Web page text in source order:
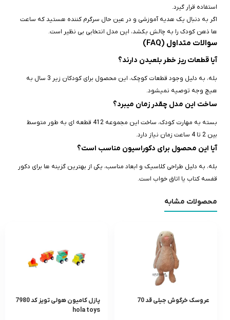
استفاده قرار گیرد.
اگر به دنبال یک هدیه آموزشی و در عین حال سرگرم‌ کننده هستید که ساعت‌
ها ذهن کودک را به چالش بکشد، این مدل انتخابی بی‌ نظیر است.
سوالات متداول (FAQ)
آیا قطعات ریز خطر بلعیدن دارند؟
بله، به دلیل وجود قطعات کوچک، این محصول برای کودکان زیر 3 سال به
هیچ وجه توصیه نمیشود.
ساخت این مدل چقدر زمان میبرد؟
بسته به مهارت کودک، ساخت این مجموعه 412 قطعه‌ ای به طور متوسط
بین 2 تا 4 ساعت زمان نیاز دارد.
آیا این محصول برای دکوراسیون مناسب است؟
بله، به دلیل طراحی کلاسیک و ابعاد مناسب، یکی از بهترین گزینه‌ ها برای دکور
قفسه کتاب یا اتاق خواب است.
محصولات مشابه
عروسک خرگوش جیلی قد 70
پازل کامیون هولی تویز کد 7980
hola toys